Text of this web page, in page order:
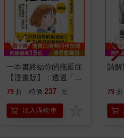
一本書終結你的拖延症
【漫畫版】：透過「小
行動」打開大腦的行動
「行動派」的37個科
學方法
79 折 特價 237 元
加入購物車
請解
79 折